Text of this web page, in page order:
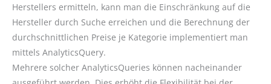
Herstellers ermitteln, kann man die Einschränkung auf die
Hersteller durch Suche erreichen und die Berechnung der
durchschnittlichen Preise je Kategorie implementiert man
mittels AnalyticsQuery.
Mehrere solcher AnalyticsQueries können nacheinander